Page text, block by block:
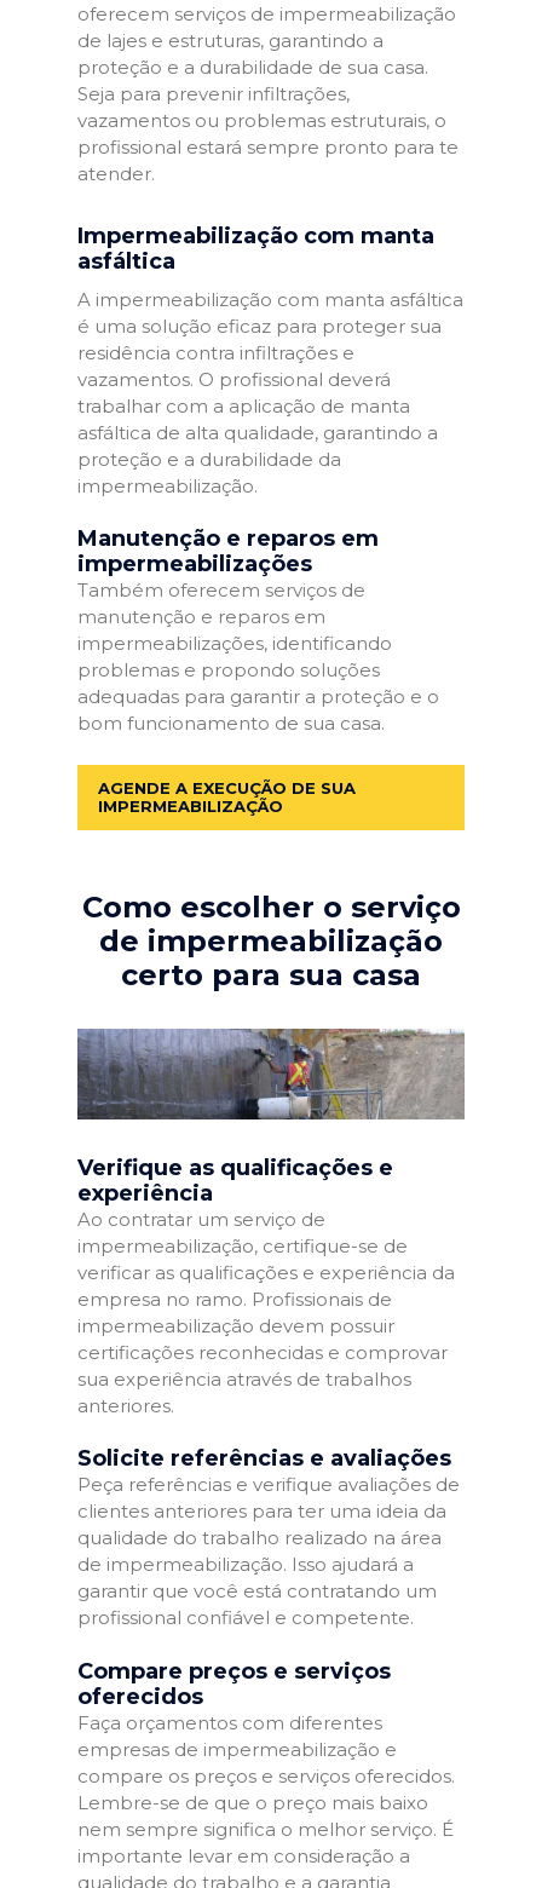
oferecem serviços de impermeabilização
de lajes e estruturas, garantindo a
proteção e a durabilidade de sua casa.
Seja para prevenir infiltrações,
vazamentos ou problemas estruturais, o
profissional estará sempre pronto para te
atender.
Impermeabilização com manta
asfáltica
A impermeabilização com manta asfáltica
é uma solução eficaz para proteger sua
residência contra infiltrações e
vazamentos. O profissional deverá
trabalhar com a aplicação de manta
asfáltica de alta qualidade, garantindo a
proteção e a durabilidade da
impermeabilização.
Manutenção e reparos em
impermeabilizações
Também oferecem serviços de
manutenção e reparos em
impermeabilizações, identificando
problemas e propondo soluções
adequadas para garantir a proteção e o
bom funcionamento de sua casa.
AGENDE A EXECUÇÃO DE SUA
IMPERMEABILIZAÇÃO
Como escolher o serviço
de impermeabilização
certo para sua casa
Verifique as qualificações e
experiência
Ao contratar um serviço de
impermeabilização, certifique-se de
verificar as qualificações e experiência da
empresa no ramo. Profissionais de
impermeabilização devem possuir
certificações reconhecidas e comprovar
sua experiência através de trabalhos
anteriores.
Solicite referências e avaliações
Peça referências e verifique avaliações de
clientes anteriores para ter uma ideia da
qualidade do trabalho realizado na área
de impermeabilização. Isso ajudará a
garantir que você está contratando um
profissional confiável e competente.
Compare preços e serviços
oferecidos
Faça orçamentos com diferentes
empresas de impermeabilização e
compare os preços e serviços oferecidos.
Lembre-se de que o preço mais baixo
nem sempre significa o melhor serviço. É
importante levar em consideração a
qualidade do trabalho e a garantia